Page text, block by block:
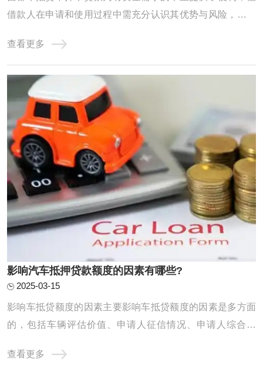
借款人在申请和使用过程中需充分认识其优势与风险，谨慎
时代发展，由于快节奏加上经济不景气，资金周转已经是大
多数人头疼的问题，亲戚朋友同事张不开口，抵押房产又大
费周章，用汽车抵押贷款已经是很多人的选 ...
查看更多
影响汽车抵押贷款额度的因素有哪些?
2025-03-15
影响车抵贷额度的因素主要影响车抵贷额度的因素是多方面
的，包括车辆评估价值、申请人征信情况、申请人综合情
申请人需要全面考虑这些因素，以提高贷款成功率并获得更
查看更多